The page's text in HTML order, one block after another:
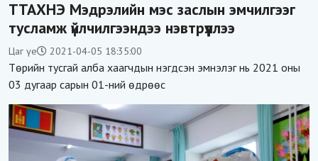
ТТАХНЭ Мэдрэлийн мэс заслын эмчилгээг
тусламж үйлчилгээндээ нэвтрүүллээ
Цаг үе 2021-04-05 18:35:00
Төрийн тусгай алба хаагчдын нэгдсэн эмнэлэг нь 2021 оны
03 дугаар сарын 01-ний өдрөөс